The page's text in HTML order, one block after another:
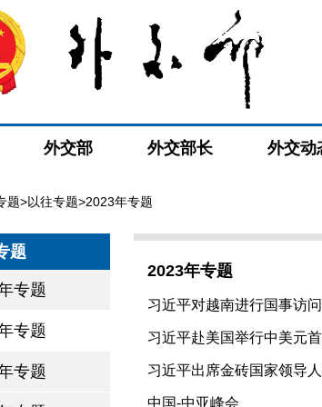
外交部 外交部长 外交动
题>以往专题>2023年专题
题
专题
专题
专题
2023年专题
习近平对越南进行国事访问
习近平赴美国举行中美元
习近平出席金砖国家领导
中国-中亚峰会